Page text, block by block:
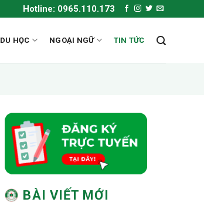
Hotline: 0965.110.173
DU HỌC NGOẠI NGỮ TIN TỨC
BÀI VIẾT MỚI